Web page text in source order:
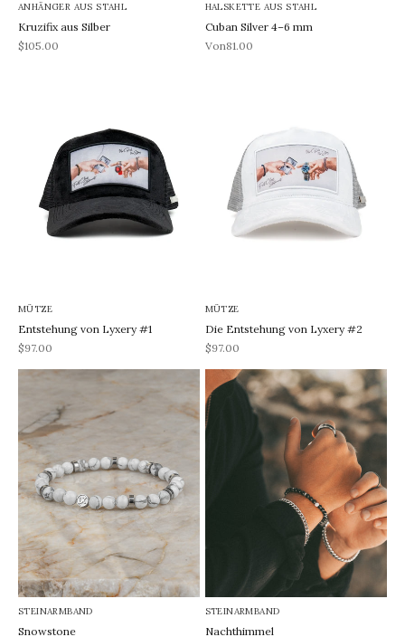
ANHÄNGER AUS STAHL
Kruzifix aus Silber
REA-pris
$105.00
HALSKETTE AUS STAHL
Cuban Silver 4–6 mm
REA-pris
Von81.00
MÜTZE
Entstehung von Lyxery #1
REA-pris
$97.00
MÜTZE
Die Entstehung von Lyxery #2
REA-pris
$97.00
STEINARMBAND
Snowstone
STEINARMBAND
Nachthimmel